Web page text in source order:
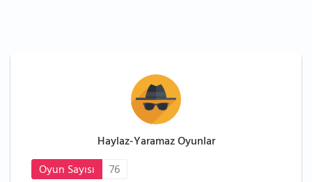
Haylaz-Yaramaz Oyunlar
Oyun Sayısı
76